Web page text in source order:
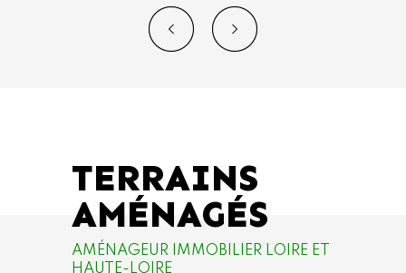
TERRAINS
AMÉNAGÉS
AMÉNAGEUR IMMOBILIER LOIRE ET
HAUTE-LOIRE